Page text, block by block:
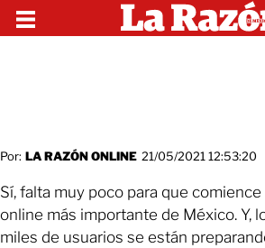
Por: LA RAZÓN ONLINE 21/05/2021 12:53:20
Sí, falta muy poco para que
online más importante de México. Y,
miles de usuarios se están